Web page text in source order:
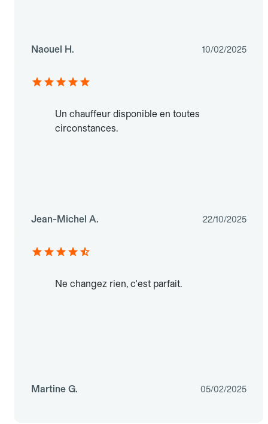
Naouel H. 10/02/2025
Un chauffeur disponible en toutes
circonstances.
Jean-Michel A. 22/10/2025
Ne changez rien, c'est parfait.
Martine G. 05/02/2025